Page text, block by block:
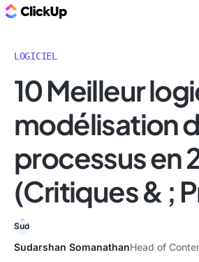
LOGICIEL
10 Meilleur
modélisation
processus en
(Critiques & ;
Sudarshan SomanathanHead of